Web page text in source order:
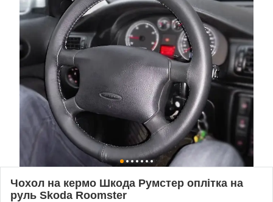
Чохол на кермо Шкода Румстер оплітка на
руль Skoda Roomster